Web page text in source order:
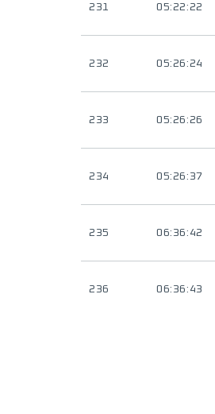
231 05:22:22
232 05:26:24
233 05:26:26
234 05:26:37
235 06:36:42
236 06:36:43